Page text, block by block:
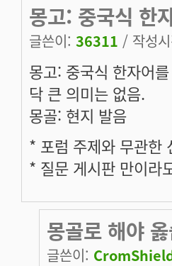
몽고: 중국식 한
글쓴이: 36311 / 작성
몽고: 중국식 한자어
닥 큰 의미는 없음.
몽골: 현지 발음
* 포럼 주제와 무관한
* 질문 게시판 만이라
몽골로 해야
글쓴이: